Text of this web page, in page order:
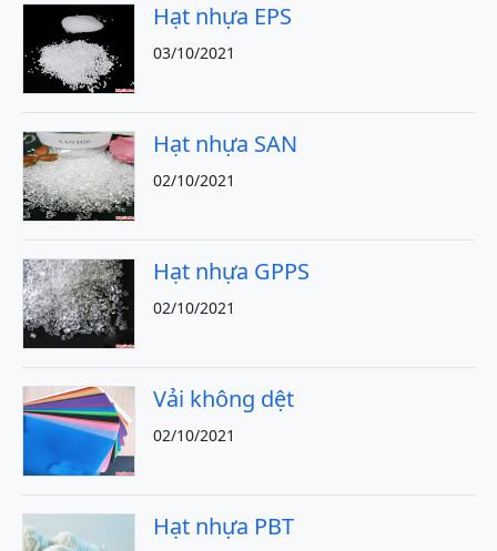
Hạt nhựa EPS
03/10/2021
Hạt nhựa SAN
02/10/2021
Hạt nhựa GPPS
02/10/2021
Vải không dệt
02/10/2021
Hạt nhựa PBT